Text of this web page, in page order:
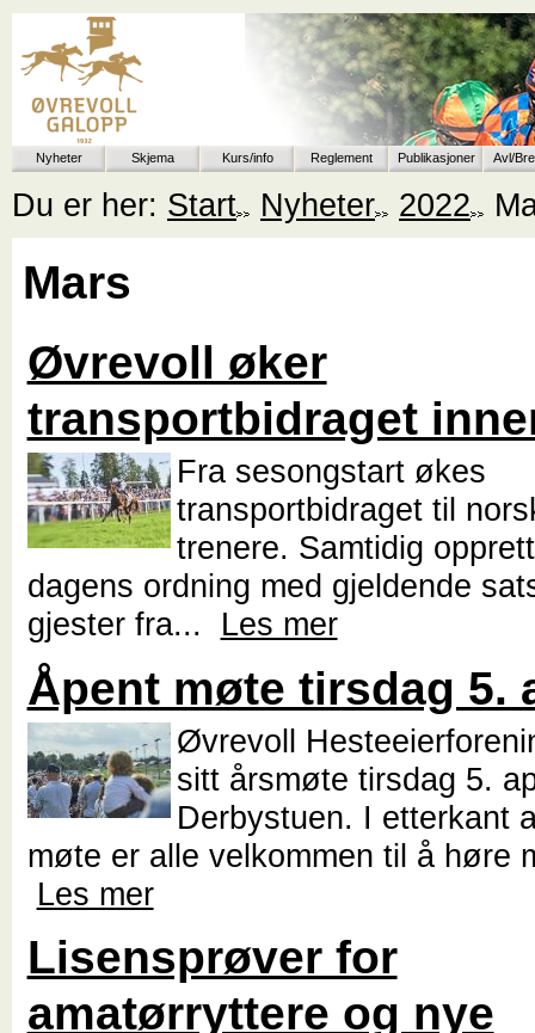
Nyheter Skjema Kurs/info Reglement Publikasjoner Avl/
Du er her: Start Nyheter 2022
Mars
Øvrevoll øker
transportbidraget
Fra sesongstart økes
transportbidraget til
trenere. Samtidig
dagens ordning med gjeldende
gjester fra... Les mer
Åpent møte tirsdag 5.
Øvrevoll
sitt årsmøte tirsdag 5.
Derbystuen. I etterkant
møte er alle velkommen til å høre
Les mer
Lisensprøver for
amatørryttere og nye